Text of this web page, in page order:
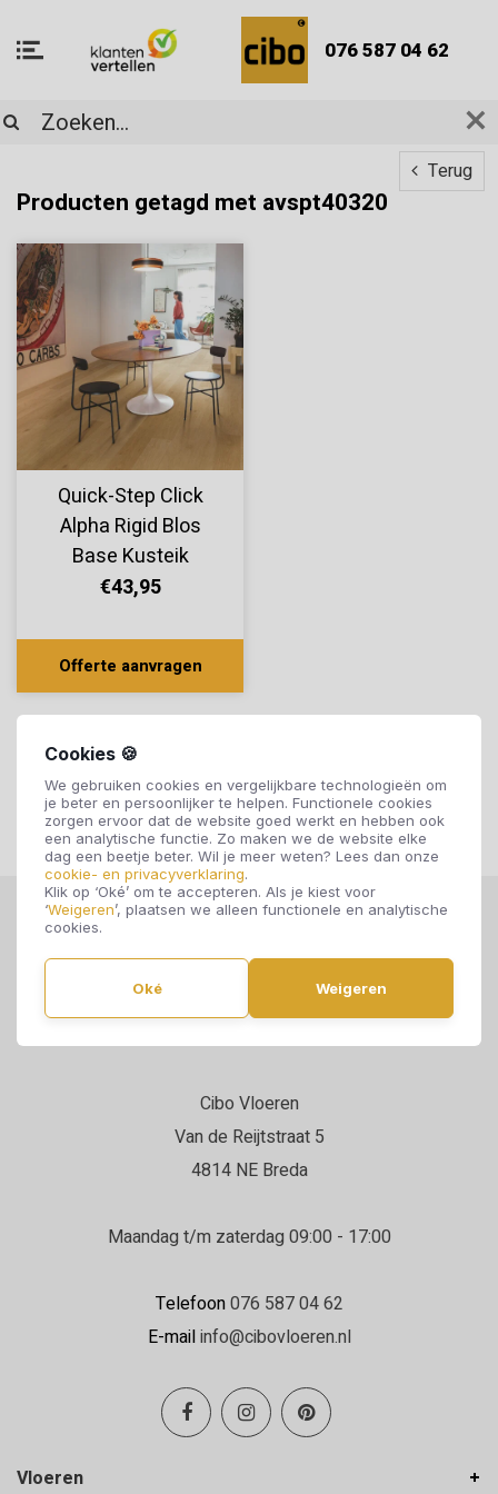
Cookies 🍪
We gebruiken cookies en vergelijkbare technologieën om
je beter en persoonlijker te helpen. Functionele cookies
zorgen ervoor dat de website goed werkt en hebben ook
een analytische functie. Zo maken we de website elke
dag een beetje beter. Wil je meer weten? Lees dan onze
cookie- en privacyverklaring.
Klik op ‘Oké’ om te accepteren. Als je kiest voor
‘Weigeren’, plaatsen we alleen functionele en analytische
cookies.
Oké Weigeren
076 587 04 62
Terug
Producten getagd met avspt40320
Quick-Step Click
Alpha Rigid Blos
Base Kusteik
Honing
€43,95
Offerte aanvragen
Cibo Vloeren
Van de Reijtstraat 5
4814 NE Breda
Maandag t/m zaterdag 09:00 - 17:00
Telefoon076 587 04 62
E-mailinfo@cibovloeren.nl
Vloeren